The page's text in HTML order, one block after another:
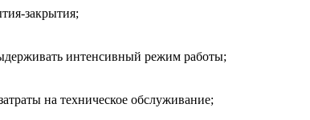
закрытия;
интенсивный режим работы;
на техническое обслуживание;